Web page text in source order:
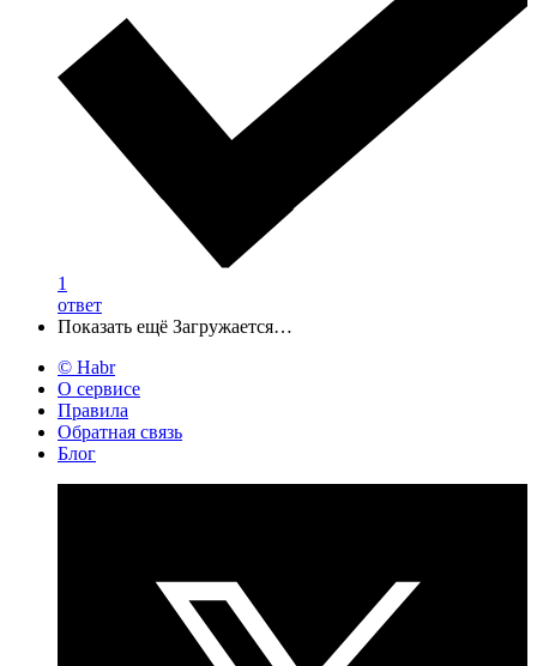
1
ответ
Показать ещё Загружается…
© Habr
О сервисе
Правила
Обратная связь
Блог